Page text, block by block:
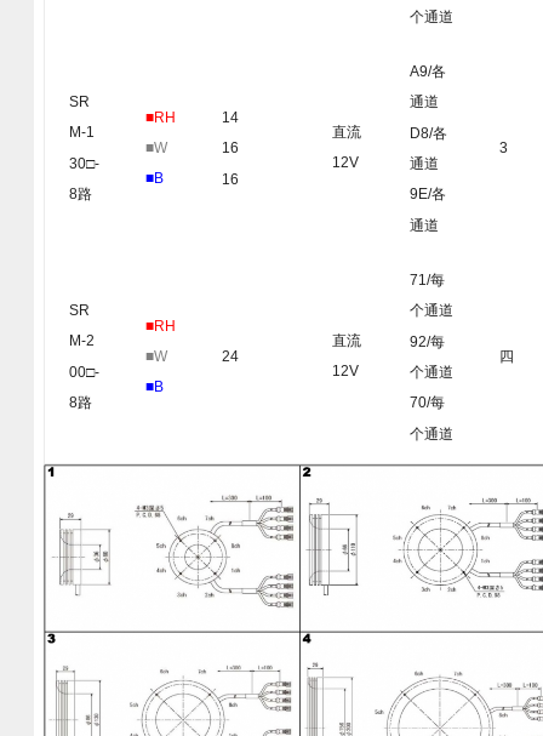
个通道
SR
M-1
30□-
8路
■RH
■W
■B
14
16
16
直流
12V
A9/各
通道
D8/各
通道
9E/各
通道
3
SR
M-2
00□-
8路
■RH
■W
■B
24
直流
12V
71/每
个通道
92/每
个通道
70/每
个通道
四